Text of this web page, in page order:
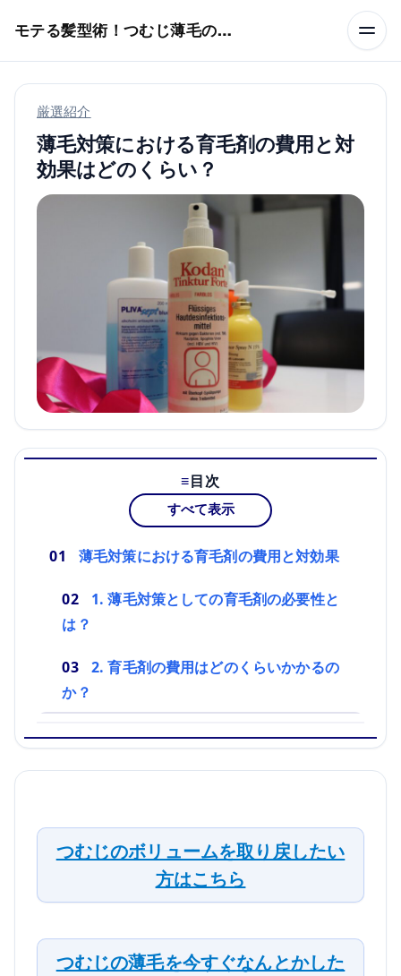
モテる髪型術！つむじ薄毛の隠し方
厳選紹介
薄毛対策における育毛剤の費用と対
効果はどのくらい？
目次
すべて表示
薄毛対策における育毛剤の費用と対効果
1. 薄毛対策としての育毛剤の必要性と
は？
2. 育毛剤の費用はどのくらいかかるの
か？
つむじのボリュームを取り戻したい
方はこちら
つむじの薄毛を今すぐなんとかした